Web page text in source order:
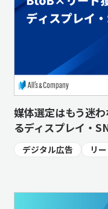
媒体選定はもう迷
るディスプレイ・
デジタル広告 リ